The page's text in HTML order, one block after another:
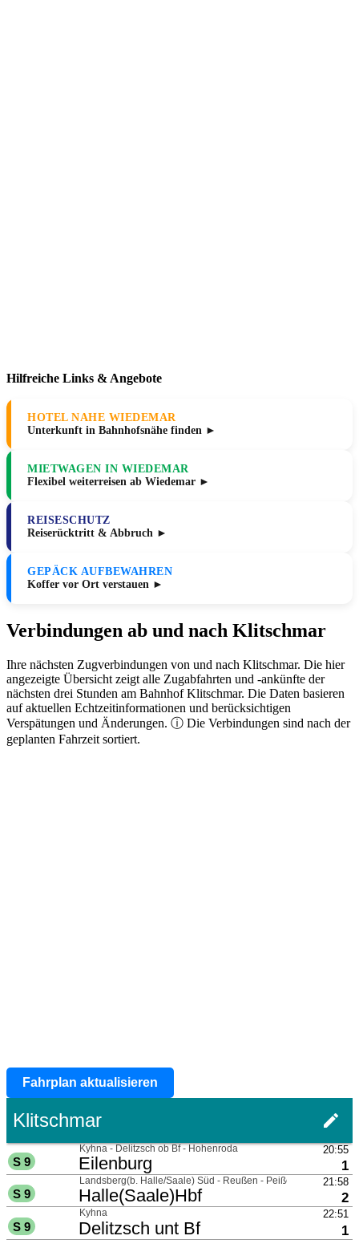
Hilfreiche Links & Angebote
HOTEL NAHE WIEDEMAR
Unterkunft in Bahnhofsnähe finden ►
MIETWAGEN IN WIEDEMAR
Flexibel weiterreisen ab Wiedemar ►
REISESCHUTZ
Reiserücktritt & Abbruch ►
GEPÄCK AUFBEWAHREN
Koffer vor Ort verstauen ►
Verbindungen ab und nach Klitschmar
Ihre nächsten Zugverbindungen von und nach Klitschmar. Die hier
angezeigte Übersicht zeigt alle Zugabfahrten und -ankünfte der
nächsten drei Stunden am Bahnhof Klitschmar. Die Daten basieren
auf aktuellen Echtzeitinformationen und berücksichtigen
Verspätungen und Änderungen. ⓘ Die Verbindungen sind nach der
geplanten Fahrzeit sortiert.
Fahrplan aktualisieren